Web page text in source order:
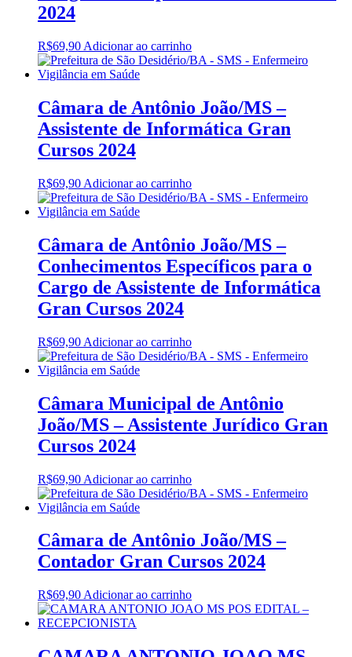
2024
R$69,90 Adicionar ao carrinho
Câmara de Antônio João/MS –
Assistente de Informática Gran
Cursos 2024
R$69,90 Adicionar ao carrinho
Câmara de Antônio João/MS –
Conhecimentos Específicos para o
Cargo de Assistente de Informática
Gran Cursos 2024
R$69,90 Adicionar ao carrinho
Câmara Municipal de Antônio
João/MS – Assistente Jurídico Gran
Cursos 2024
R$69,90 Adicionar ao carrinho
Câmara de Antônio João/MS –
Contador Gran Cursos 2024
R$69,90 Adicionar ao carrinho